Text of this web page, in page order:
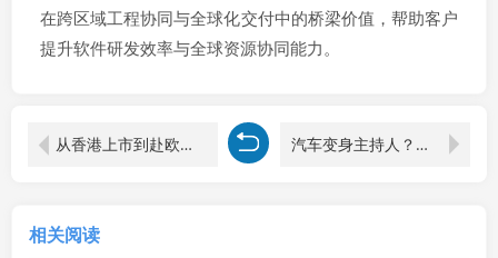
在跨区域工程协同与全球化交付中的桥梁价值，帮助客户
提升软件研发效率与全球资源协同能力。
从香港上市到赴欧建立合资销售公司，岚图汽车“出海”征程提速 汽车变身主持人？通用申请车内问答游戏系统专利
相关阅读